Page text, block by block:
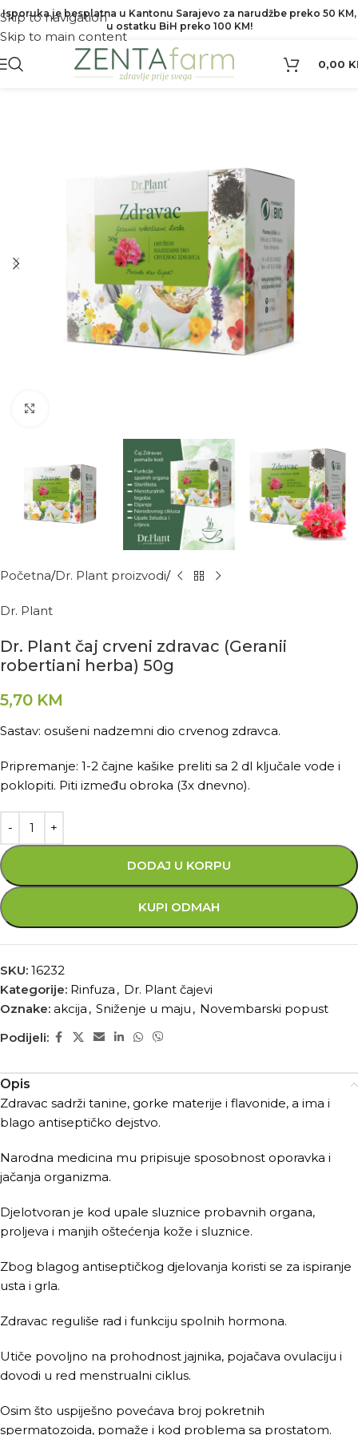
Skip to navigation
Skip to main content
Isporuka je besplatna u Kantonu Sarajevo za narudžbe preko 50 KM,
u ostatku BiH preko 100 KM!
0,00
Početna Dr. Plant proizvodi
Dr. Plant
Dr. Plant čaj crveni zdravac (Geranii
robertiani herba) 50g
5,70 KM
Sastav: osušeni nadzemni dio crvenog zdravca.
Pripremanje: 1-2 čajne kašike preliti sa 2 dl ključale vode i
poklopiti. Piti između obroka (3x dnevno).
DODAJ U KORPU
KUPI ODMAH
SKU: 16232
Kategorije: Rinfuza , Dr. Plant čajevi
Oznake: akcija , Sniženje u maju , Novembarski popust
Podijeli:
Opis
Zdravac sadrži tanine, gorke materije i flavonide, a ima i
blago antiseptičko dejstvo.
Narodna medicina mu pripisuje sposobnost oporavka i
jačanja organizma.
Djelotvoran je kod upale sluznice probavnih organa,
proljeva i manjih oštećenja kože i sluznice.
Zbog blagog antiseptičkog djelovanja koristi se za ispiranje
usta i grla.
Zdravac reguliše rad i funkciju spolnih hormona.
Utiče povoljno na prohodnost jajnika, pojačava ovulaciju i
dovodi u red menstrualni ciklus.
Osim što uspiješno povećava broj pokretnih
spermatozoida, pomaže i kod problema sa prostatom.